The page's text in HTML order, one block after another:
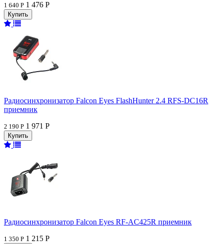
1 640 Р 1 476 Р
Радиосинхронизатор Falcon Eyes FlashHunter 2.4 RFS-DC16R
приемник
2 190 Р 1 971 Р
Радиосинхронизатор Falcon Eyes RF-AC425R приемник
1 350 Р 1 215 Р